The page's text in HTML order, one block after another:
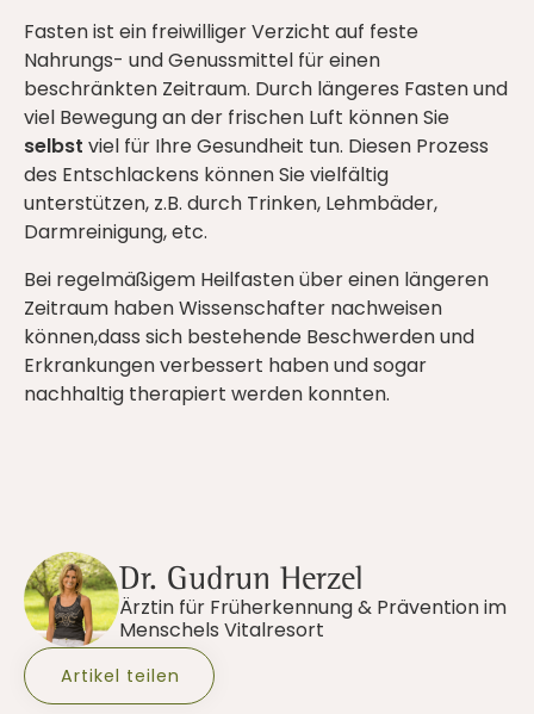
Fasten ist ein freiwilliger Verzicht auf feste
Nahrungs- und Genussmittel für einen
beschränkten Zeitraum. Durch längeres Fasten und
viel Bewegung an der frischen Luft können Sie
selbst viel für Ihre Gesundheit tun. Diesen Prozess
des Entschlackens können Sie vielfältig
unterstützen, z.B. durch Trinken, Lehmbäder,
Darmreinigung, etc.
Bei regelmäßigem Heilfasten über einen längeren
Zeitraum haben Wissenschafter nachweisen
können,dass sich bestehende Beschwerden und
Erkrankungen verbessert haben und sogar
nachhaltig therapiert werden konnten.
Dr. Gudrun Herzel
Ärztin für Früherkennung & Prävention im
Menschels Vitalresort
Artikel teilen